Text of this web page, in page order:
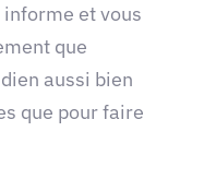
et vous
que
aussi bien
que pour faire